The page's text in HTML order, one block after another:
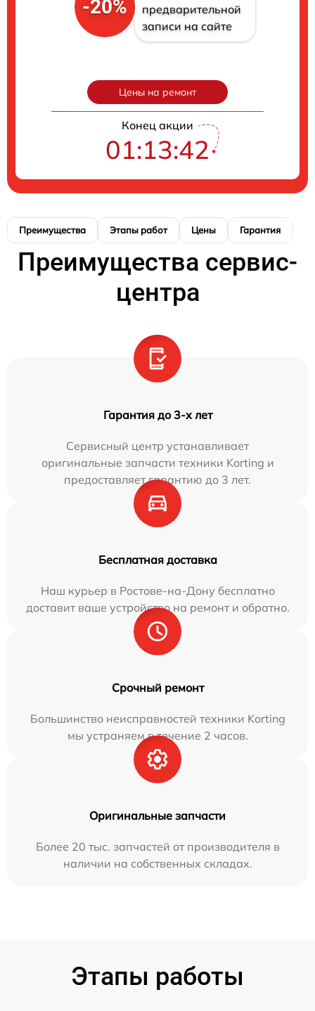
-20%
предварительной
записи на сайте
Цены на ремонт
Конец акции
01:13:41
Преимущества Этапы работ Цены Гарантия
Преимущества сервис-
центра
Гарантия до 3-х лет
Сервисный центр устанавливает
оригинальные запчасти техники Korting и
предоставляет гарантию до 3 лет.
Бесплатная доставка
Наш курьер в Ростове-на-Дону бесплатно
доставит ваше устройство на ремонт и обратно.
Срочный ремонт
Большинство неисправностей техники Korting
мы устраняем в течение 2 часов.
Оригинальные запчасти
Более 20 тыс. запчастей от производителя в
наличии на собственных складах.
Этапы работы